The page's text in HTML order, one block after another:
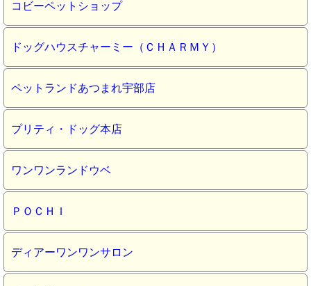
コビーペットショップ
ドッグハウスチャーミー（ＣＨＡＲＭＹ）
ペットランドあつまれ宇部店
プリティ・ドッグ本店
ワンワンランドウベ
ＰＯＣＨＩ
ディアーワンワンサロン